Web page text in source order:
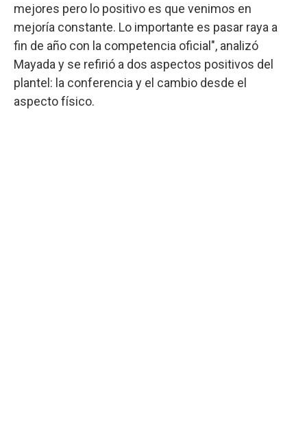
mejores pero lo positivo es que venimos en
mejoría constante. Lo importante es pasar raya a
fin de año con la competencia oficial", analizó
Mayada y se refirió a dos aspectos positivos del
plantel: la conferencia y el cambio desde el
aspecto físico.